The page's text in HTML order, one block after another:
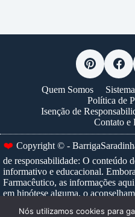
Quem Somos
Política de
Isenção de
Contato e
❤️ Copyright © -
de responsabilidade: O conteúdo
informativo e educacional.
Farmacêutico, as informações
em hipótese alguma, o
médico ou adie a busca por um,
Nós utilizamos cookies para